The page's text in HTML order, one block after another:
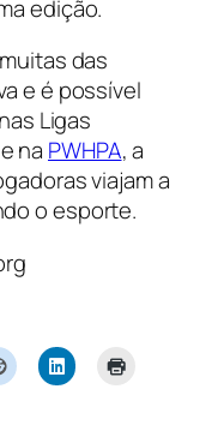
edição.
das
e é possível
Ligas
na PWHPA, a
viajam a
o esporte.